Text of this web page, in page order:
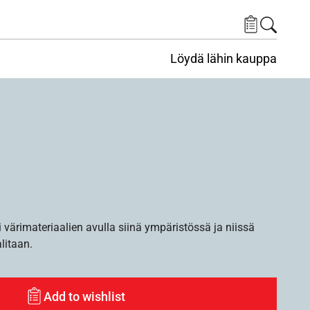
Löydä lähin kauppa
avulla siinä ympäristössä ja niissä
Add to wishlist